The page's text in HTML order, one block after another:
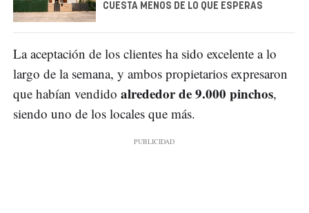
CUESTA MENOS DE LO QUE ESPERAS
La aceptación de los clientes ha sido excelente a lo
largo de la semana, y ambos propietarios expresaron
que habían vendido alrededor de 9.000 pinchos,
siendo uno de los locales que más.